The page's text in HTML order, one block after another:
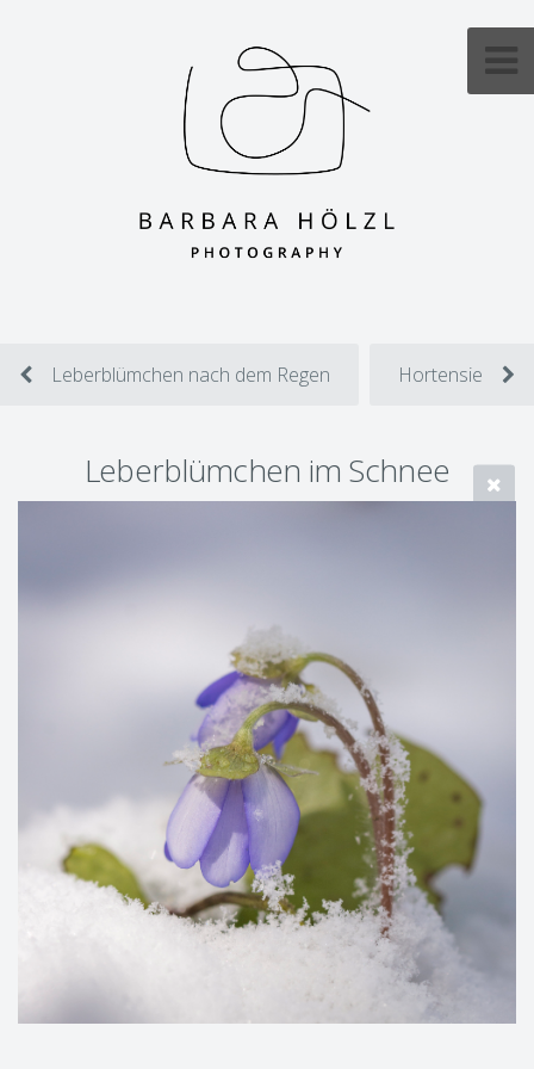
Leberblümchen nach dem Regen Hortensie
Leberblümchen im Schnee